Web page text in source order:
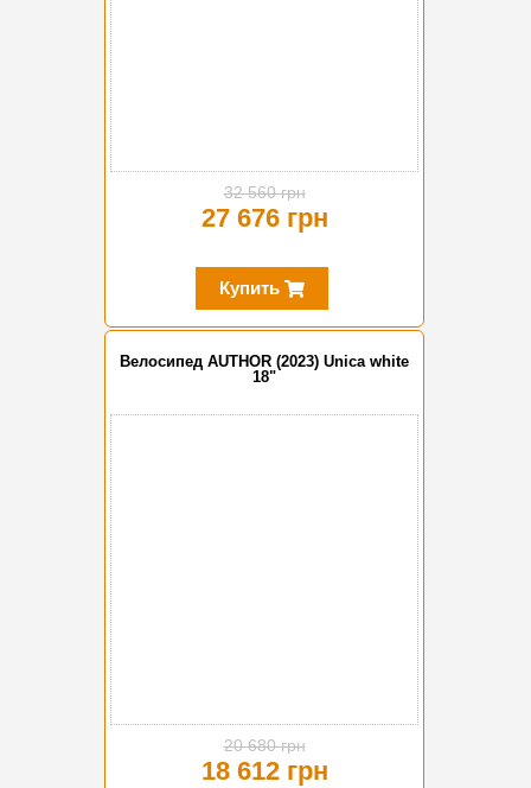
32 560 грн
27 676 грн
Купить
Велосипед AUTHOR (2023) Unica white
18"
20 680 грн
18 612 грн